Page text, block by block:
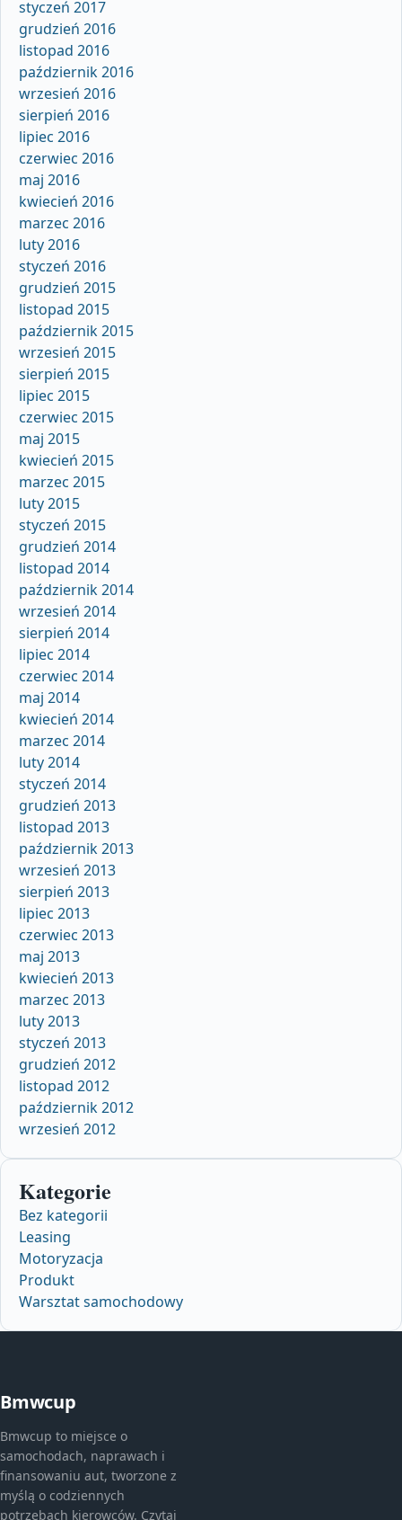
styczeń 2017
grudzień 2016
listopad 2016
październik 2016
wrzesień 2016
sierpień 2016
lipiec 2016
czerwiec 2016
maj 2016
kwiecień 2016
marzec 2016
luty 2016
styczeń 2016
grudzień 2015
listopad 2015
październik 2015
wrzesień 2015
sierpień 2015
lipiec 2015
czerwiec 2015
maj 2015
kwiecień 2015
marzec 2015
luty 2015
styczeń 2015
grudzień 2014
listopad 2014
październik 2014
wrzesień 2014
sierpień 2014
lipiec 2014
czerwiec 2014
maj 2014
kwiecień 2014
marzec 2014
luty 2014
styczeń 2014
grudzień 2013
listopad 2013
październik 2013
wrzesień 2013
sierpień 2013
lipiec 2013
czerwiec 2013
maj 2013
kwiecień 2013
marzec 2013
luty 2013
styczeń 2013
grudzień 2012
listopad 2012
październik 2012
wrzesień 2012
Kategorie
Bez kategorii
Leasing
Motoryzacja
Produkt
Warsztat samochodowy
Bmwcup
Bmwcup to miejsce o
samochodach, naprawach i
finansowaniu aut, tworzone z
myślą o codziennych
potrzebach kierowców. Czytaj